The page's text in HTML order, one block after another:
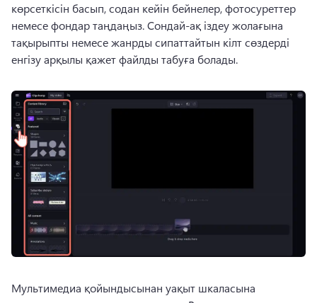
көрсеткісін басып, содан кейін бейнелер, фотосуреттер
немесе фондар таңдаңыз. Сондай-ақ іздеу жолағына
тақырыпты немесе жанрды сипаттайтын кілт сөздерді
енгізу арқылы қажет файлды табуға болады.
Мультимедиа қойындысынан уақыт шкаласына